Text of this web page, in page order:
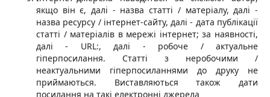
якщо він є, далі - назва статті / матеріалу, далі -
назва ресурсу / інтернет-сайту, далі - дата публікації
статті / матеріалів в мережі інтернет; за наявності,
далі - URL:, далі - робоче / актуальне
гіперпосилання. Статті з неробочими /
неактуальними гіперпосиланнями до друку не
приймаються. Виставляються також дати
посилання на такі електронні джерела